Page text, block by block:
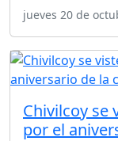
jueves 20 de
Chivilcoy se
por el